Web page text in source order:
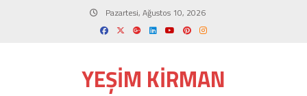
Pazartesi, Ağustos 10, 2026
YEŞIM KIRMAN